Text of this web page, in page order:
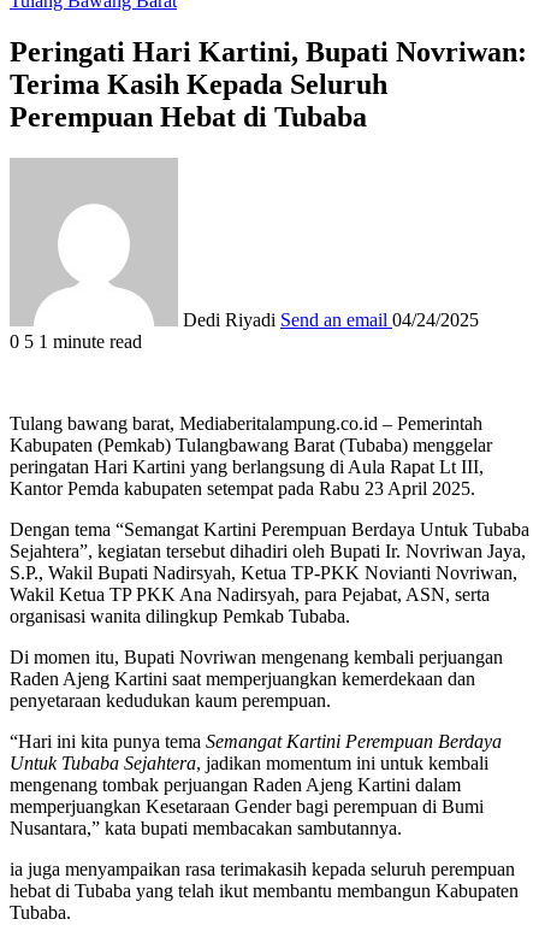
Peringati Hari Kartini, Bupati Novriwan:
Terima Kasih Kepada Seluruh
Perempuan Hebat di Tubaba
Dedi Riyadi Send an email 04/24/2025
0 5 1 minute read
Tulang bawang barat, Mediaberitalampung.co.id – Pemerintah
Kabupaten (Pemkab) Tulangbawang Barat (Tubaba) menggelar
peringatan Hari Kartini yang berlangsung di Aula Rapat Lt III,
Kantor Pemda kabupaten setempat pada Rabu 23 April 2025.
Dengan tema “Semangat Kartini Perempuan Berdaya Untuk Tubaba
Sejahtera”, kegiatan tersebut dihadiri oleh Bupati Ir. Novriwan Jaya,
S.P., Wakil Bupati Nadirsyah, Ketua TP-PKK Novianti Novriwan,
Wakil Ketua TP PKK Ana Nadirsyah, para Pejabat, ASN, serta
organisasi wanita dilingkup Pemkab Tubaba.
Di momen itu, Bupati Novriwan mengenang kembali perjuangan
Raden Ajeng Kartini saat memperjuangkan kemerdekaan dan
penyetaraan kedudukan kaum perempuan.
“Hari ini kita punya tema Semangat Kartini Perempuan Berdaya
Untuk Tubaba Sejahtera, jadikan momentum ini untuk kembali
mengenang tombak perjuangan Raden Ajeng Kartini dalam
memperjuangkan Kesetaraan Gender bagi perempuan di Bumi
Nusantara,” kata bupati membacakan sambutannya.
ia juga menyampaikan rasa terimakasih kepada seluruh perempuan
hebat di Tubaba yang telah ikut membantu membangun Kabupaten
Tubaba.